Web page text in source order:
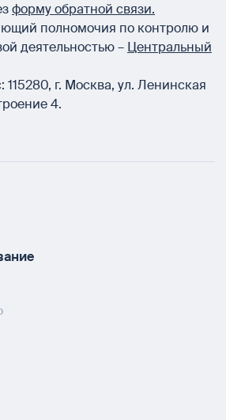
форму обратной связи.
полномочия по контролю и
деятельностью – Центральный
115280, г. Москва, ул. Ленинская
4.